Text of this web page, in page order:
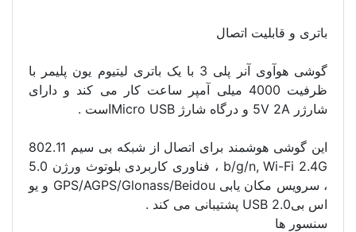
باتری و قابلیت اتصال
گوشی هوآوی آنر پلی 3 با یک باتری لیتیوم یون پلیمر با
ظرفیت 4000 میلی آمپر ساعت کار می کند و دارای
شارژر 5V 2A و درگاه شارژ Micro USBاست .
این گوشی هوشمند برای اتصال از شبکه بی سیم 802.11
b/g/n, Wi-Fi 2.4G ، فناوری کاربردی بلوتوث ورژن 5.0
، سرویس مکان یابی GPS/AGPS/Glonass/Beidou و یو
اس بیUSB 2.0 پشتیبانی می کند .
سنسور ها